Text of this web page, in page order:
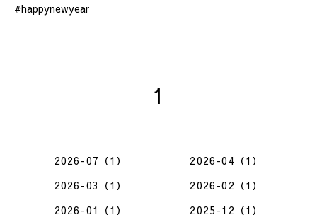
#happynewyear
1
2026-07（1）
2026-04（1）
2026-03（1）
2026-02（1）
2026-01（1）
2025-12（1）